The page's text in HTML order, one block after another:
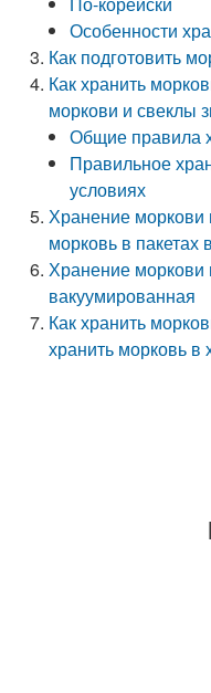
Особенности
Как подготовить
Как хранить
моркови и свеклы
Общие правила
Правильное
условиях
Хранение моркови
морковь в пакетах
Хранение моркови
вакуумированная
Как хранить
хранить морковь в